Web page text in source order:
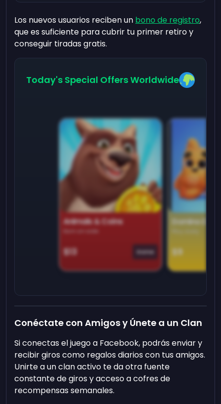
Los nuevos usuarios reciben un bono de registro,
que es suficiente para cubrir tu primer retiro y
conseguir tiradas gratis.
Today's Special Offers Worldwide
Animals & Coins
Earn on side
$13 Game
Domino
$9
Conéctate con Amigos y Únete a un Clan
Si conectas el juego a Facebook, podrás enviar y
recibir giros como regalos diarios con tus amigos.
Unirte a un clan activo te da otra fuente
constante de giros y acceso a cofres de
recompensas semanales.